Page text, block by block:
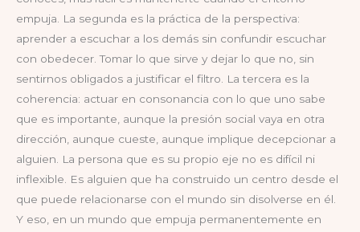
empuja. La segunda es la práctica de la perspectiva:
aprender a escuchar a los demás sin confundir escuchar
con obedecer. Tomar lo que sirve y dejar lo que no, sin
sentirnos obligados a justificar el filtro. La tercera es la
coherencia: actuar en consonancia con lo que uno sabe
que es importante, aunque la presión social vaya en otra
dirección, aunque cueste, aunque implique decepcionar a
alguien. La persona que es su propio eje no es difícil ni
inflexible. Es alguien que ha construido un centro desde el
que puede relacionarse con el mundo sin disolverse en él.
Y eso, en un mundo que empuja permanentemente en